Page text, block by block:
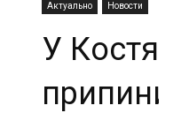
Актуально Новости
У